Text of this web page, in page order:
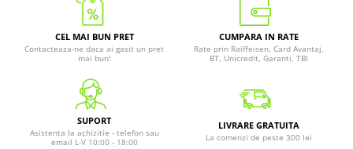
CEL MAI BUN PRET
Contacteaza-ne daca ai gasit un pret
mai bun!
CUMPARA IN RATE
Rate prin Raiffeisen, Card Avantaj,
BT, Unicredit, Garanti, TBI
SUPORT
Asistenta la achizitie - telefon sau
email L-V 10:00 - 18:00
LIVRARE GRATUITA
La comenzi de peste 300 lei